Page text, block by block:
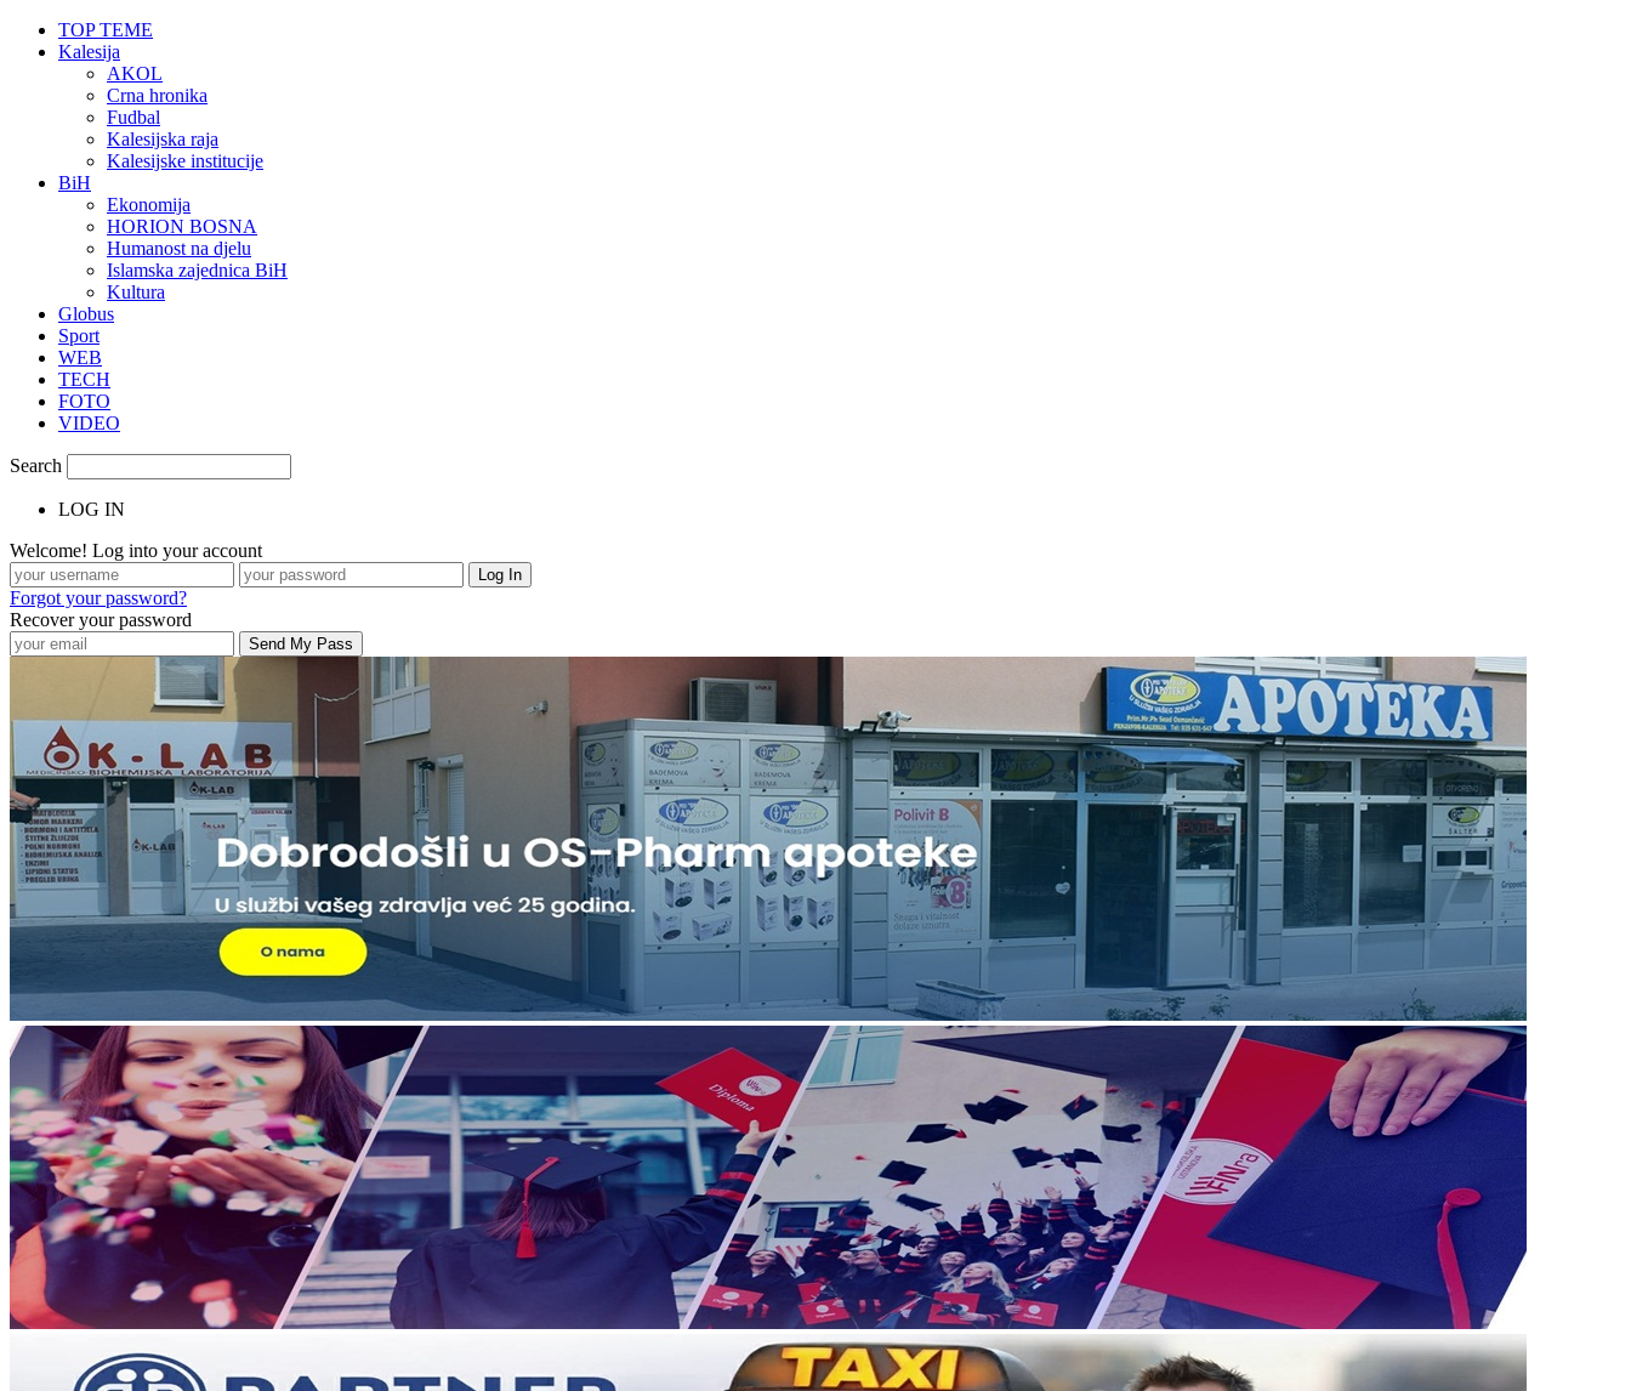
TOP TEME
Kalesija
AKOL
Crna hronika
Fudbal
Kalesijska raja
Kalesijske institucije
BiH
Ekonomija
HORION BOSNA
Humanost na djelu
Islamska zajednica BiH
Kultura
Globus
Sport
WEB
TECH
FOTO
VIDEO
Search
LOG IN
Welcome! Log into your account
Forgot your password?
Recover your password